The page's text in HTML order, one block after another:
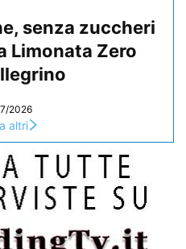
senza zuccheri
Limonata Zero
2026
altri